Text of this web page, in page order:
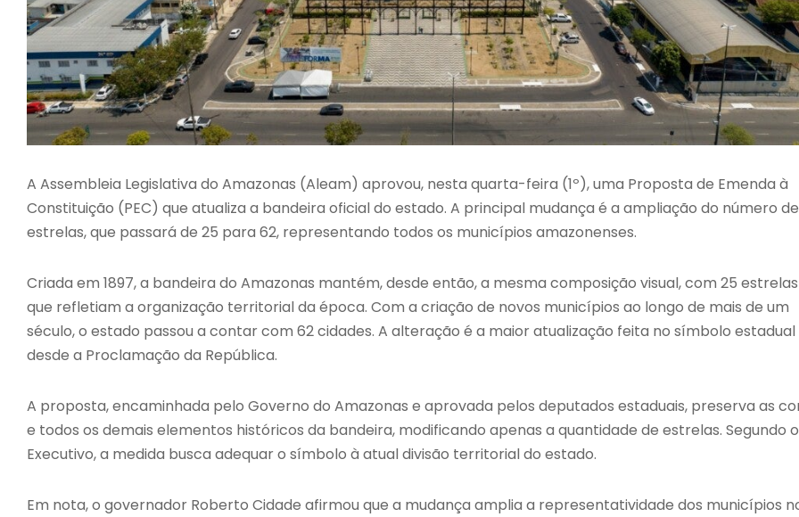
A Assembleia Legislativa do Amazonas (Aleam) aprovou, nesta quarta-feira (1º), uma Proposta de Emenda à
Constituição (PEC) que atualiza a bandeira oficial do estado. A principal mudança é a ampliação do número de
estrelas, que passará de 25 para 62, representando todos os municípios amazonenses.
Criada em 1897, a bandeira do Amazonas mantém, desde então, a mesma composição visual, com 25 estrelas
que refletiam a organização territorial da época. Com a criação de novos municípios ao longo de mais de um
século, o estado passou a contar com 62 cidades. A alteração é a maior atualização feita no símbolo estadual
desde a Proclamação da República.
A proposta, encaminhada pelo Governo do Amazonas e aprovada pelos deputados estaduais, preserva as
e todos os demais elementos históricos da bandeira, modificando apenas a quantidade de estrelas. Segundo o
Executivo, a medida busca adequar o símbolo à atual divisão territorial do estado.
Em nota, o governador Roberto Cidade afirmou que a mudança amplia a representatividade dos municípios